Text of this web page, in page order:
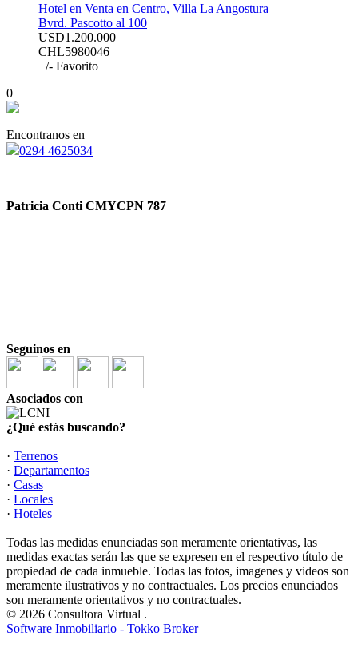
Hotel en Venta en Centro, Villa La Angostura
Bvrd. Pascotto al 100
USD1.200.000
CHL5980046
+/- Favorito
0
Encontranos en
0294 4625034
Patricia Conti CMYCPN 787
Seguinos en
Asociados con
¿Qué estás buscando?
· Terrenos
· Departamentos
· Casas
· Locales
· Hoteles
Todas las medidas enunciadas son meramente orientativas, las
medidas exactas serán las que se expresen en el respectivo título de
propiedad de cada inmueble. Todas las fotos, imagenes y videos son
meramente ilustrativos y no contractuales. Los precios enunciados
son meramente orientativos y no contractuales.
© 2026 Consultora Virtual .
Software Inmobiliario - Tokko Broker